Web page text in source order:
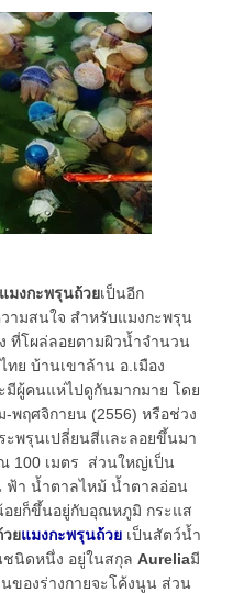
มงกะพรุนถ้วยเป็นอีก
ามสนใจ สำหรับแมงกะพรุน
ที่โผล่ลอยตามผิวน้ำจำนวน
ย บ้านเขาล้าน อ.เมือง
ผู้คนแห่ไปดูกันมากมาย โดย
พฤศจิกายน (2556) หรือช่วง
ะพรุนเปลี่ยนสีและลอยขึ้นมา
100 เมตร ส่วนใหญ่เป็น
า น้ำตาลไหม้ น้ำตาลอ่อน
อยก็ขึ้นอยู่กับอุณหภูมิ กระแส
ยแมงกะพรุนถ้วย เป็นสัตว์น้ำ
ชนิดหนึ่ง อยู่ในสกุล Aureliaมี
ของร่างกายจะโค้งนูน ส่วน